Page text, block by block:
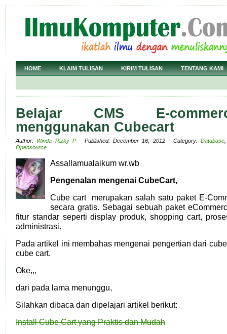
HOME KLAIM TULISAN KIRIM TULISAN TENTANG KAMI
Belajar CMS E-
menggunakan Cubecart
Author: Winda Rizky P· Published: December 16, 2012 · Category:Database
Opensource
Assallamualaikum wr.wb
Pengenalan mengenai CubeCart,
Cube cart merupakan salah satu paket E-
secara gratis. Sebagai sebuah paket
fitur standar seperti display produk, shopping cart,
administrasi.
Pada artikel ini membahas mengenai pengertian dari
cube cart.
Oke,,,
dari pada lama menunggu,
Silahkan dibaca dan dipelajari artikel berikut:
Install Cube Cart yang Praktis dan Mudah